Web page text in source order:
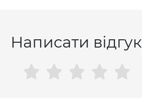
Написати відгук